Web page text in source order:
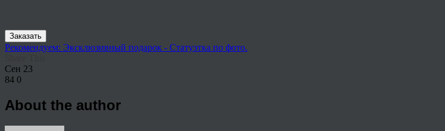
Заказать
Рекомендуем: Эксклюзивный подарок - Статуэтка по фото.
Сен 23
84 0
About the author